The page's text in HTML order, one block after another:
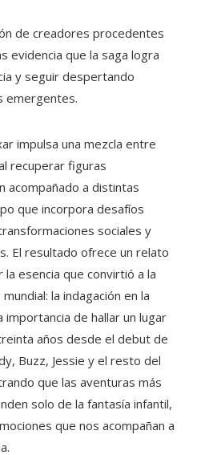
de creadores procedentes
evidencia que la saga logra
y seguir despertando
emergentes.
impulsa una mezcla entre
recuperar figuras
acompañado a distintas
que incorpora desafíos
sociales y
El resultado ofrece un relato
esencia que convirtió a la
la indagación en la
importancia de hallar un lugar
años desde el debut de
Buzz, Jessie y el resto del
que las aventuras más
solo de la fantasía infantil,
que nos acompañan a